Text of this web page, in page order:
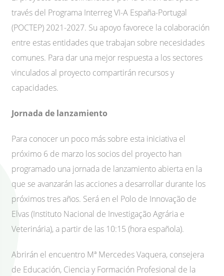
través del Programa Interreg VI-A España-Portugal
(POCTEP) 2021-2027. Su apoyo favorece la colaboración
entre estas entidades que trabajan sobre necesidades
comunes. Para dar una mejor respuesta a los sectores
vinculados al proyecto compartirán recursos y
capacidades.
Jornada de lanzamiento
Para conocer un poco más sobre esta iniciativa el
próximo 6 de marzo los socios del proyecto han
programado una jornada de lanzamiento abierta en la
que se avanzarán las acciones a desarrollar durante los
próximos tres años. Será en el Polo de Innovação de
Elvas (Instituto Nacional de Investigação Agrária e
Veterinária), a partir de las 10:15 (hora española).
Abrirán el encuentro Mª Mercedes Vaquera, consejera
de Educación, Ciencia y Formación Profesional de la